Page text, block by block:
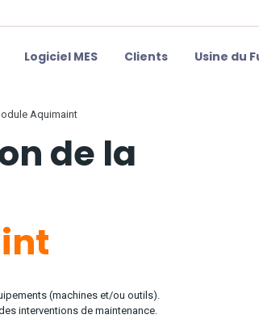
Logiciel MES Clients Usine du
Aquimaint
de la
(machines et/ou outils).
interventions de maintenance.